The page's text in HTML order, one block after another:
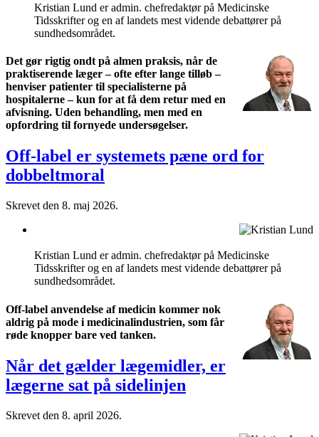
Kristian Lund er admin. chefredaktør på Medicinske
Tidsskrifter og en af landets mest vidende debattører på
sundhedsområdet.
Det gør rigtig ondt på almen praksis, når de
praktiserende læger – ofte efter lange tilløb –
henviser patienter til specialisterne på
hospitalerne – kun for at få dem retur med en
afvisning. Uden behandling, men med en
opfordring til fornyede undersøgelser.
Off-label er systemets pæne ord for
dobbeltmoral
Skrevet den 8. maj 2026.
Kristian Lund er admin. chefredaktør på Medicinske
Tidsskrifter og en af landets mest vidende debattører på
sundhedsområdet.
Off-label anvendelse af medicin kommer nok
aldrig på mode i medicinalindustrien, som får
røde knopper bare ved tanken.
Når det gælder lægemidler, er
lægerne sat på sidelinjen
Skrevet den 8. april 2026.